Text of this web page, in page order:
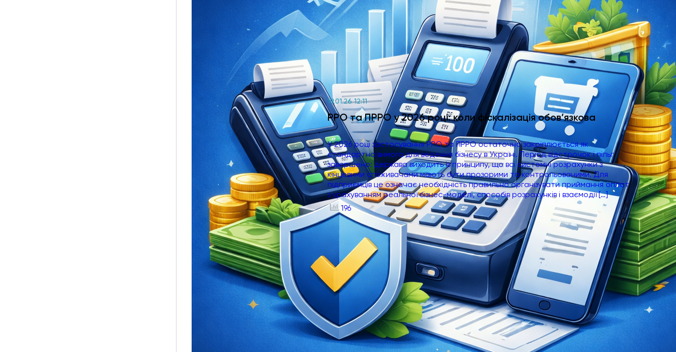
19.01.26 12:11
РРО та ПРРО у 2026 році: коли фіскалізація обов’язкова
У 2026 році застосування РРО та ПРРО остаточно закріплюється як
стандартна вимога для ведення бізнесу в Україні. Період відстрочок і пільг
завершено: держава виходить із принципу, що всі системні розрахунки з
кінцевими споживачами мають бути прозорими та контрольованими. Для
підприємців це означає необхідність правильно організувати приймання оплат
з урахуванням реальної бізнес-моделі, способів розрахунків і взаємодії […]
196